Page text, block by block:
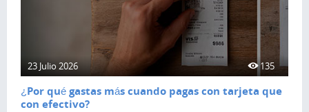
23 Julio 2026 135
¿Por qué gastas más cuando pagas con tarjeta que
con efectivo?